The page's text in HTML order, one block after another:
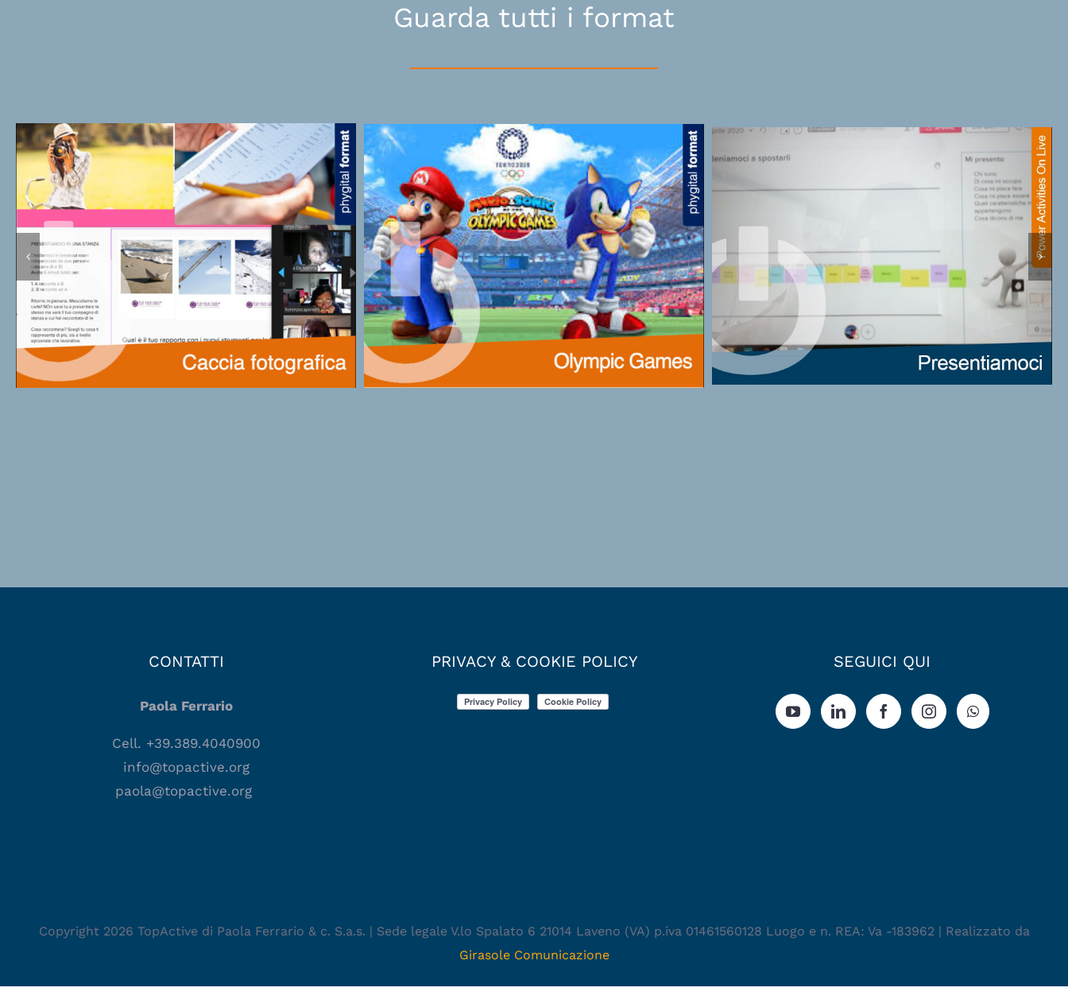
Guarda tutti i format
Power Activities On Live – Attività di
riflessione
The Coaching Game Team Ultimate Frisbee
CONTATTI
Paola Ferrario
Cell. +39.389.4040900
info@topactive.org
paola@topactive.org
PRIVACY & COOKIE POLICY SEGUICI QUI
Copyright 2026 TopActive di Paola Ferrario & c. S.a.s. | Sede legale V.lo Spalato 6 21014 Laveno (VA) p.iva 01461560128 Luogo e n. REA: Va -183962 | Realizzato da
Girasole Comunicazione